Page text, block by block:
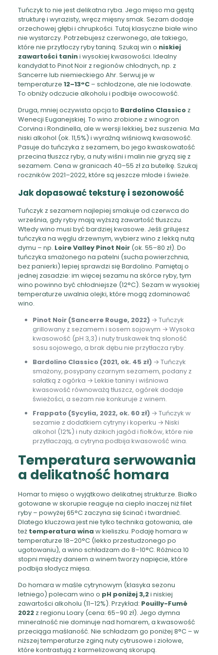
Tuńczyk to nie jest delikatna ryba. Jego mięso ma gęstą
strukturę i wyrazisty, wręcz mięsny smak. Sezam dodaje
orzechowej głębi i chrupkości. Tutaj klasyczne białe wino
nie wystarczy. Potrzebujesz czerwonego, ale takiego,
które nie przytłoczy ryby taniną. Szukaj win o niskiej
zawartości tanini wysokiej kwasowości. Idealny
kandydat to Pinot Noir z regionów chłodnych, np. z
Sancerre lub niemieckiego Ahr. Serwuj je w
temperaturze 12–13°C– schłodzone, ale nie lodowate.
To obniży odczucie alkoholu i podbije owocowość.
Druga, mniej oczywista opcja to Bardolino Classicoz
Wenecji Euganejskiej. To wino zrobione z winogron
Corvina i Rondinella, ale w wersji lekkiej, bez suszenia. Ma
niski alkohol (ok. 11,5%) i wyraźną wiśniową kwasowość.
Pasuje do tuńczyka z sezamem, bo jego kwaskowatość
przecina tłuszcz ryby, a nuty wiśni i malin nie gryzą się z
sezamem. Cena w granicach 40–55 zł za butelkę. Szukaj
roczników 2021–2022, które są jeszcze młode i świeże.
Jak dopasować teksturę i sezonowość
Tuńczyk z sezamem najlepiej smakuje od czerwca do
września, gdy ryby mają wyższą zawartość tłuszczu.
Wtedy wino musi być bardziej kwasowe. Jeśli grilujesz
tuńczyka na węglu drzewnym, wybierz wino z lekką nutą
dymu – np. Loire Valley Pinot Noir(ok. 55–80 zł). Do
tuńczyka smażonego na patelni (sucha powierzchnia,
bez panierki) lepiej sprawdzi się Bardolino. Pamiętaj o
jednej zasadzie: im więcej sezamu na skórce ryby, tym
wino powinno być chłodniejsze (12°C). Sezam w wysokiej
temperaturze uwalnia olejki, które mogą zdominować
wino.
Pinot Noir (Sancerre Rouge, 2022)→ Tuńczyk
grillowany z sezamem i sosem sojowym → Wysoka
kwasowość (pH 3,3) i nuty truskawek tną słoność
sosu sojowego, a brak dębu nie przytłacza ryby.
Bardolino Classico (2021, ok. 45 zł)→ Tuńczyk
smażony, posypany czarnym sezamem, podany z
sałatką z ogórka → Lekkie taniny i wiśniowa
kwasowość równoważą tłuszcz, ogórek dodaje
świeżości, a sezam nie konkuruje z winem.
Frappato (Sycylia, 2022, ok. 60 zł)→ Tuńczyk w
sezamie z dodatkiem cytryny i koperku → Niski
alkohol (12%) i nuty dzikich jagód i fiołków, które nie
przytłaczają, a cytryna podbija kwasowość wina.
Temperatura serwowania
a delikatność homara
Homar to mięso o wyjątkowo delikatnej strukturze. Białko
gotowane w skorupie reaguje na ciepło inaczej niż filet
ryby – powyżej 65°C zaczyna się ścinać i twardnieć.
Dlatego kluczowa jest nie tylko technika gotowania, ale
też temperatura wina w kieliszku. Podaję homara w
temperaturze 18–20°C (lekko przestudzonego po
ugotowaniu), a wino schładzam do 8–10°C. Różnica 10
stopni między daniem a winem tworzy napięcie, które
podbija słodycz mięsa.
Do homara w maśle cytrynowym (klasyka sezonu
letniego) polecam wino o pH poniżej 3,2i niskiej
zawartości alkoholu (11–12%). Przykład: Pouilly-Fumé
2022z regionu Loary (cena: 65–90 zł). Jego dymna
mineralność nie dominuje nad homarem, a kwasowość
przeciąga maślaność. Nie schładzam go poniżej 8°C – w
niższej temperaturze zginą nuty cytrusowe i ziołowe,
które kontrastują z karmelizowaną skorupą.